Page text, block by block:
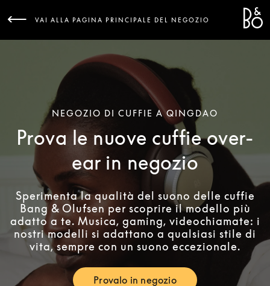
VAI ALLA PAGINA PRINCIPALE DEL NEGOZIO
NEGOZIO DI CUFFIE A QINGDAO
Prova le nuove cuffie over-
ear in negozio
Sperimenta la qualità del suono delle cuffie
Bang & Olufsen per scoprire il modello più
adatto a te. Musica, gaming, videochiamate: i
nostri modelli si adattano a qualsiasi stile di
vita, sempre con un suono eccezionale.
Provalo in negozio